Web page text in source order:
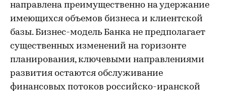
направлена преимущественно на удержание
имеющихся объемов бизнеса и клиентской
базы. Бизнес-модель Банка не предполагает
существенных изменений на горизонте
планирования, ключевыми направлениями
развития остаются обслуживание
финансовых потоков российско-иранской